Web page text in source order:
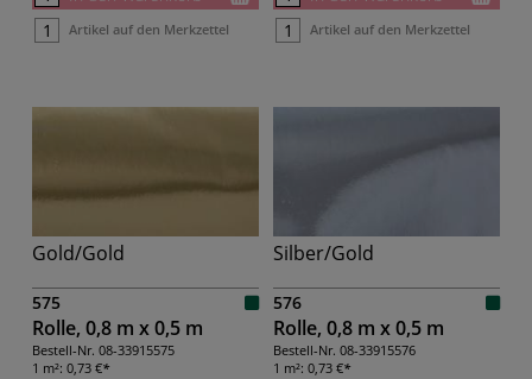
Artikel auf den Merkzettel Artikel auf den Merkzettel
Gold/Gold
575
Rolle, 0,8 m x 0,5 m
Bestell-Nr. 08-33915575
1 m²: 0,73 €
Silber/Gold
576
Rolle, 0,8 m x 0,5 m
Bestell-Nr. 08-33915576
1 m²: 0,73 €